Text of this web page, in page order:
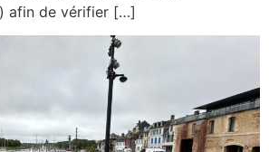
afin de vérifier […]